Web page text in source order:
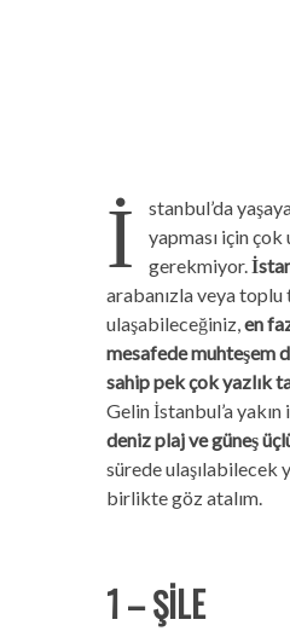
İ
stanbul’da
yapması için
gerekmiyor.
arabanızla veya toplu
ulaşabileceğiniz,en
mesafede muhteşem
sahip pek çok yazlık
Gelin İstanbul’a
deniz plaj ve güneş
sürede ulaşılabilecek
birlikte göz atalım.
1 – ŞİLE